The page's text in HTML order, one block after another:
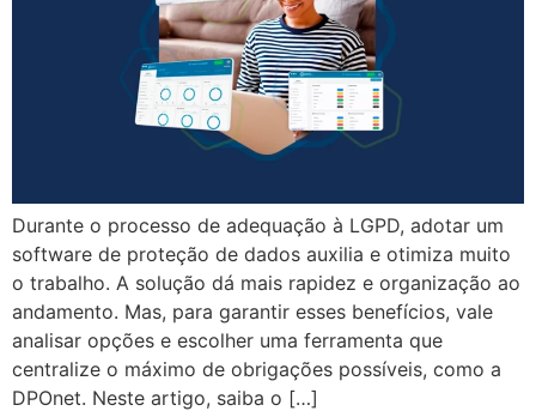
Durante o processo de adequação à LGPD, adotar um
software de proteção de dados auxilia e otimiza muito
o trabalho. A solução dá mais rapidez e organização ao
andamento. Mas, para garantir esses benefícios, vale
analisar opções e escolher uma ferramenta que
centralize o máximo de obrigações possíveis, como a
DPOnet. Neste artigo, saiba o […]